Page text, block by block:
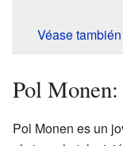
Véase también
Pol
Pol Monen es un